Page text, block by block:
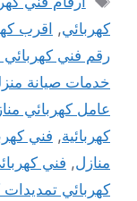
كهربائي, اقرب
رقم فني كهربائي
خدمات صيانة
عامل كهربائي
كهربائية, فني
منازل, فني
كهربائي تمديدات